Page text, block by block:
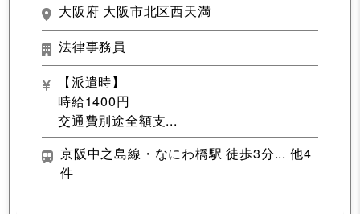
大阪府 大阪市北区西天満
法律事務員
【派遣時】
時給1400円
交通費別途全額支...
京阪中之島線・なにわ橋駅 徒歩3分... 他4
件